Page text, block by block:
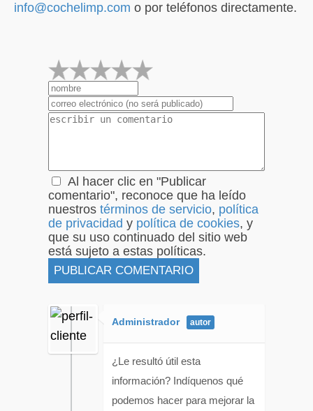
info@cochelimp.com o por teléfonos directamente.
2
1
Al hacer clic en "Publicar
comentario", reconoce que ha leído
nuestros términos de servicio, política
de privacidad y política de cookies, y
que su uso continuado del sitio web
está sujeto a estas políticas.
Administrador
¿Le resultó útil esta
información? Indíquenos qué
podemos hacer para mejorar la